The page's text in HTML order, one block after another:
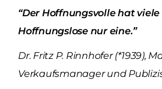
“Der Hoffnungsvolle hat
Hoffnungslose nur eine.”
Dr. Fritz P. Rinnhofer (*1939),
Verkaufsmanager und